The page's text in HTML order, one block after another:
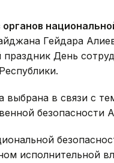
Гейдара
День
выбрана в связи с
исполнительной